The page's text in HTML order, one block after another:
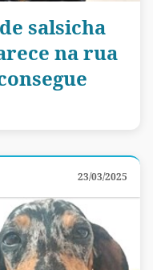
salsicha
na rua
23/03/2025